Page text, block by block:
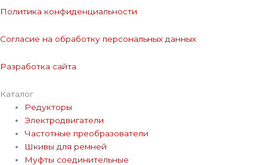
Политика конфиденциальности
Согласие на обработку персональных данных
Разработка сайта
Каталог
Редукторы
Электродвигатели
Частотные преобразователи
Шкивы для ремней
Муфты соединительные